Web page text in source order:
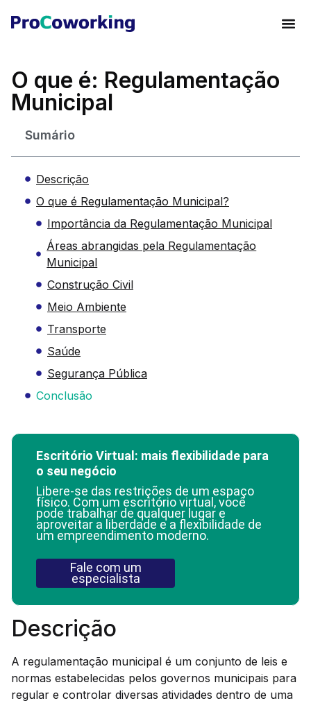
O que é: Regulamentação
Municipal
Sumário
Descrição
O que é Regulamentação Municipal?
Importância da Regulamentação Municipal
Áreas abrangidas pela Regulamentação
Municipal
Construção Civil
Meio Ambiente
Transporte
Saúde
Segurança Pública
Conclusão
Escritório Virtual: mais flexibilidade para
o seu negócio
Libere-se das restrições de um espaço
físico. Com um escritório virtual, você
pode trabalhar de qualquer lugar e
aproveitar a liberdade e a flexibilidade de
um empreendimento moderno.
Fale com um
especialista
Descrição
A regulamentação municipal é um conjunto de leis e
normas estabelecidas pelos governos municipais para
regular e controlar diversas atividades dentro de uma